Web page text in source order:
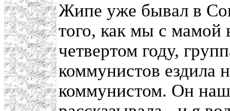
Жипе уже бывал в
того, как мы с мамой
четвертом году,
коммунистов ездила
коммунистом. Он